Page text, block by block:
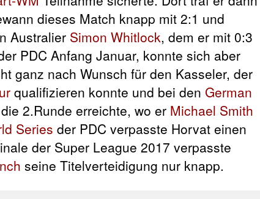
dieses Match knapp mit 2:1 und
Australier Simon Whitlock, dem er mit 0:3
PDC Anfang Januar, konnte sich aber
ganz nach Wunsch für den Kasseler, der
qualifizieren konnte und bei den German
2.Runde erreichte, wo er Michael Smith
Series der PDC verpasste Horvat einen
der Super League 2017 verpasste
seine Titelverteidigung nur knapp.